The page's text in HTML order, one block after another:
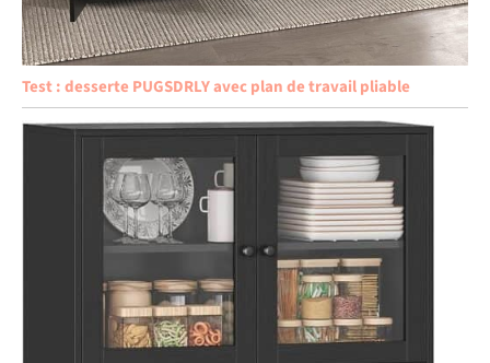
Test : desserte PUGSDRLY avec plan de travail pliable